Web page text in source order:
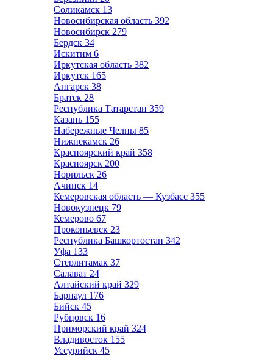
Соликамск 13
Новосибирская область 392
Новосибирск 279
Бердск 34
Искитим 6
Иркутская область 382
Иркутск 165
Ангарск 38
Братск 28
Республика Татарстан 359
Казань 155
Набережные Челны 85
Нижнекамск 26
Красноярский край 358
Красноярск 200
Норильск 26
Ачинск 14
Кемеровская область — Кузбасс 355
Новокузнецк 79
Кемерово 67
Прокопьевск 23
Республика Башкортостан 342
Уфа 133
Стерлитамак 37
Салават 24
Алтайский край 329
Барнаул 176
Бийск 45
Рубцовск 16
Приморский край 324
Владивосток 155
Уссурийск 45